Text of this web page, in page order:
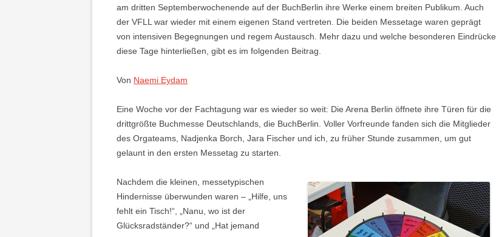
am dritten Septemberwochenende auf der BuchBerlin ihre Werke einem breiten Publikum. Auch
der VFLL war wieder mit einem eigenen Stand vertreten. Die beiden Messetage waren geprägt
von intensiven Begegnungen und regem Austausch. Mehr dazu und welche besonderen Eindrücke
diese Tage hinterließen, gibt es im folgenden Beitrag.
Von Naemi Eydam
Eine Woche vor der Fachtagung war es wieder so weit: Die Arena Berlin öffnete ihre Türen für die
drittgrößte Buchmesse Deutschlands, die BuchBerlin. Voller Vorfreunde fanden sich die Mitglieder
des Orgateams, Nadjenka Borch, Jara Fischer und ich, zu früher Stunde zusammen, um gut
gelaunt in den ersten Messetag zu starten.
Nachdem die kleinen, messetypischen
Hindernisse überwunden waren – „Hilfe, uns
fehlt ein Tisch!“, „Nanu, wo ist der
Glücksradständer?“ und „Hat jemand